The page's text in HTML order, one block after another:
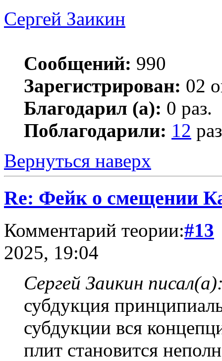
Сергей Заикин
Сообщений: 990
Зарегистрирован: 02
Благодарил (а): 0 раз.
Поблагодарили: 12
Вернуться наверх
Re: Фейк о смещении
Комментарий теории:#13
2025, 19:04
Сергей Заикин
субдукция
субдукции вся
плит становится